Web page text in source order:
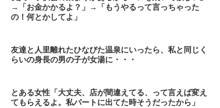
→「お金かかるよ？」→「もうやるって言っちゃった
の！何とかしてよ」
友達と人里離れたひなびた温泉にいったら、私と同じく
らいの身長の男の子が女湯に・・・
とある女性「大丈夫、店が間違えてる、って言えば変え
てもらえるよ。私パートに出てた時そうだったから」